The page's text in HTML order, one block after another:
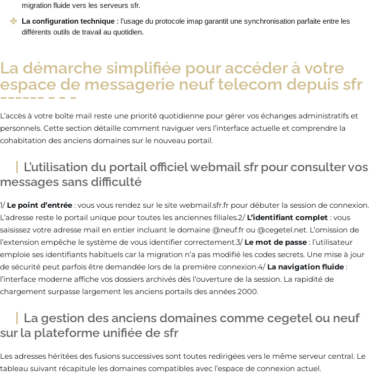
migration fluide vers les serveurs sfr.
La configuration technique : l’usage du protocole imap garantit une synchronisation parfaite entre les
différents outils de travail au quotidien.
La démarche simplifiée pour accéder à votre
espace de messagerie neuf telecom depuis sfr
L’accès à votre boîte mail reste une priorité quotidienne pour gérer vos échanges administratifs et
personnels. Cette section détaille comment naviguer vers l’interface actuelle et comprendre la
cohabitation des anciens domaines sur le nouveau portail.
L’utilisation du portail officiel webmail sfr pour consulter vos
messages sans difficulté
1/ Le point d’entrée : vous vous rendez sur le site webmail.sfr.fr pour débuter la session de connexion.
L’adresse reste le portail unique pour toutes les anciennes filiales.2/ L’identifiant complet : vous
saisissez votre adresse mail en entier incluant le domaine @neuf.fr ou @cegetel.net. L’omission de
l’extension empêche le système de vous identifier correctement.3/ Le mot de passe : l’utilisateur
emploie ses identifiants habituels car la migration n’a pas modifié les codes secrets. Une mise à jour
de sécurité peut parfois être demandée lors de la première connexion.4/ La navigation fluide :
l’interface moderne affiche vos dossiers archivés dès l’ouverture de la session. La rapidité de
chargement surpasse largement les anciens portails des années 2000.
La gestion des anciens domaines comme cegetel ou neuf
sur la plateforme unifiée de sfr
Les adresses héritées des fusions successives sont toutes redirigées vers le même serveur central. Le
tableau suivant récapitule les domaines compatibles avec l’espace de connexion actuel.